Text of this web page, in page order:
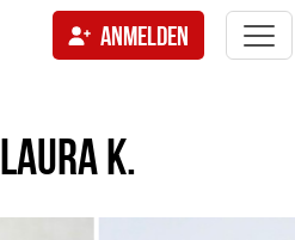
ANMELDEN
LAURA K.